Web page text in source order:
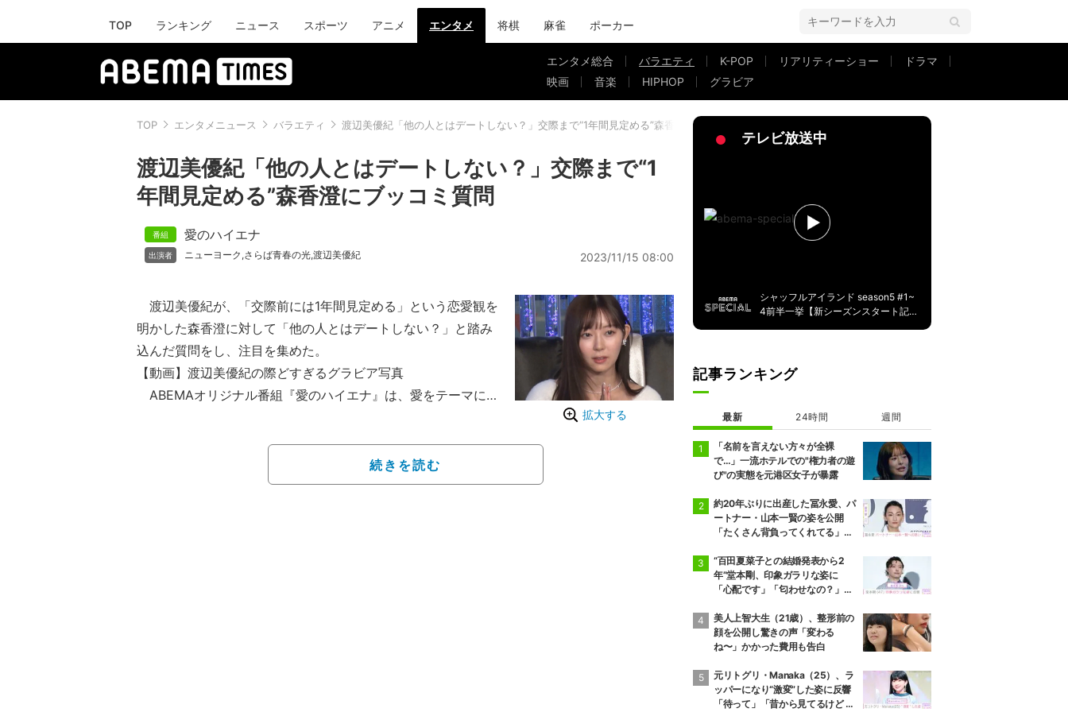
TOP ランキング ニュース スポーツ アニメ エンタメ 将棋 麻雀 ポーカー
エンタメ総合 バラエティ K-POP リアリティーショー
ドラマ
映画
音楽 HIPHOP グラビア
TOP エンタメニュース バラエティ 渡辺美優紀「他の人とはデートしない？」交際まで“1年間見定める”森香澄にブッコミ質問
渡辺美優紀「他の人とはデートしない？」交際まで“1
年間見定める”森香澄にブッコミ質問
愛のハイエナ
ニューヨーク ,さらば青春の光,渡辺美優紀 2023/11/15 08:00
拡大する
渡辺美優紀が、「交際前には1年間見定める」という恋愛観を
明かした森香澄に対して「他の人とはデートしない？」と踏み
込んだ質問をし、注目を集めた。
【動画】渡辺美優紀の際どすぎるグラビア写真
ABEMAオリジナル番組『愛のハイエナ』は、愛をテーマに人
ストには渡辺美優紀と森香澄が登場した。
この日は、ピュア嬢の中に恋をしないキャバ嬢が1人以上潜む
続きを読む
テレビ放送中
シャッフルアイランド season5 #1~
4前半一挙【新シーズンスタート記
記事ランキング
最新 24時間 週間
「名前を言えない方々が全裸
で…」一流ホテルでの"権力者の遊
び"の実態を元港区女子が暴露
約20年ぶりに出産した冨永愛、パ
ートナー・山本一賢の姿を公開
「たくさん背負ってくれてる」感
“百田夏菜子との結婚発表から2
年”堂本剛、印象ガラリな姿に
「心配です」「匂わせなの？」な
美人上智大生（21歳）、整形前の
顔を公開し驚きの声「変わる
ね〜」かかった費用も告白
元リトグリ・Manaka（25）、ラ
ッパーになり“激変”した姿に反響
「待って」「昔から見てるけど 最